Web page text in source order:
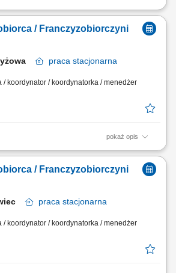
własnej działalności gospodarczej w
magazynowych i zamówień.
sklepu do potrzeb lokalnego rynku.
/ Franczyzobiorczyni
praca stacjonarna
/ koordynator / koordynatorka / menedżer
pokaż opis
własnej działalności gospodarczej w
magazynowych i zamówień.
sklepu do potrzeb lokalnego rynku.
/ Franczyzobiorczyni
praca stacjonarna
/ koordynator / koordynatorka / menedżer